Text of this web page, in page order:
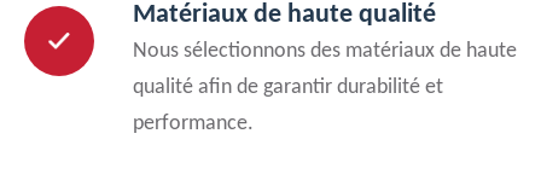
Matériaux de haute qualité
Nous sélectionnons des matériaux de haute
qualité afin de garantir durabilité et
performance.